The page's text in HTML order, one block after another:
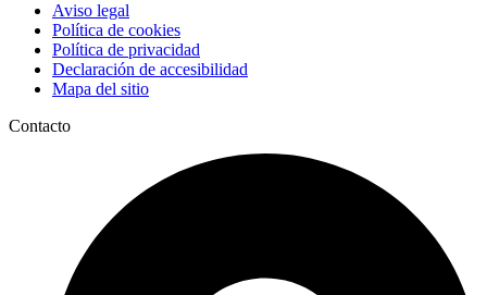
Aviso legal
Política de cookies
Política de privacidad
Declaración de accesibilidad
Mapa del sitio
Contacto